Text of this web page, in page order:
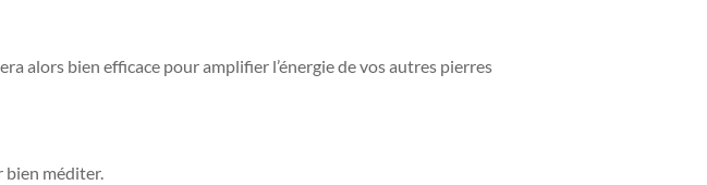
alors bien efficace pour amplifier l’énergie de vos autres pierres
bien méditer.